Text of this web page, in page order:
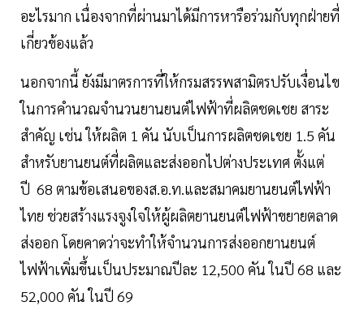
อะไรมาก เนื่องจากที่ผ่านมาได้มีการหารือร่วมกับทุกฝ่ายที่
เกี่ยวข้องแล้ว
นอกจากนี้ ยังมีมาตรการที่ให้กรมสรรพสามิตรปรับเงื่อนไข
ในการคำนวณจำนวนยานยนต์ไฟฟ้าที่ผลิตชดเชย สาระ
สำคัญ เช่น ให้ผลิต 1 คัน นับเป็นการผลิตชดเชย 1.5 คัน
สำหรับยานยนต์ที่ผลิตและส่งออกไปต่างประเทศ ตั้งแต่
ปี 68 ตามข้อเสนอของส.อ.ท.และสมาคมยานยนต์ไฟฟ้า
ไทย ช่วยสร้างแรงจูงใจให้ผู้ผลิตยานยนต์ไฟฟ้าขยายตลาด
ส่งออก โดยคาดว่าจะทำให้จำนวนการส่งออกยานยนต์
ไฟฟ้าเพิ่มขึ้นเป็นประมาณปีละ 12,500 คัน ในปี 68 และ
52,000 คัน ในปี 69